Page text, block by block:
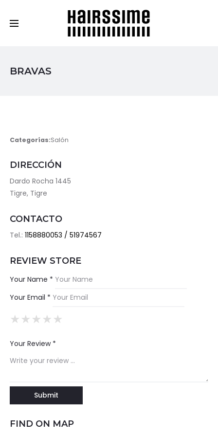
BRAVAS
Categorías:Salón
DIRECCIÓN
Dardo Rocha 1445
Tigre, Tigre
CONTACTO
Tel.: 1158880053 / 51974567
REVIEW STORE
Your Name *
Your Email *
★
★★
★★★
★★★★
★★★★★
Your Review *
FIND ON MAP